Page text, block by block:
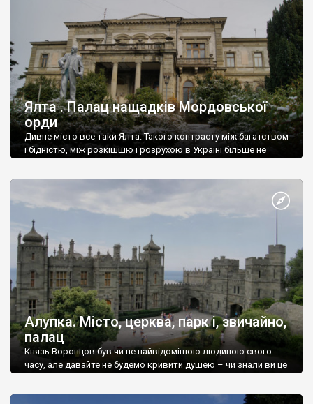
Ялта . Палац нащадків Мордовської
орди
Дивне місто все таки Ялта. Такого контрасту між багатством
і бідністю, між розкішшю і розрухою в Україні більше не
Алупка. Місто, церква, парк і, звичайно,
палац
Князь Воронцов був чи не найвідомішою людиною свого
часу, але давайте не будемо кривити душею – чи знали ви це